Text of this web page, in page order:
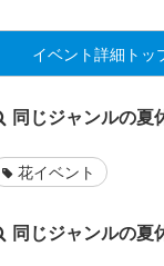
イベント詳細 トッ
同じジャンルの夏
花イベント
同じジャンルの夏